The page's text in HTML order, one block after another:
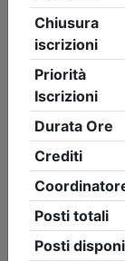
Ingegneri di
LA
Data: 16/09/
Crediti:
6 cfp
Durata:8 ore